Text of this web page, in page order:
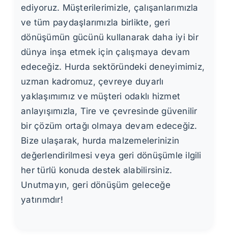
ediyoruz. Müşterilerimizle, çalışanlarımızla
ve tüm paydaşlarımızla birlikte, geri
dönüşümün gücünü kullanarak daha iyi bir
dünya inşa etmek için çalışmaya devam
edeceğiz. Hurda sektöründeki deneyimimiz,
uzman kadromuz, çevreye duyarlı
yaklaşımımız ve müşteri odaklı hizmet
anlayışımızla, Tire ve çevresinde güvenilir
bir çözüm ortağı olmaya devam edeceğiz.
Bize ulaşarak, hurda malzemelerinizin
değerlendirilmesi veya geri dönüşümle ilgili
her türlü konuda destek alabilirsiniz.
Unutmayın, geri dönüşüm geleceğe
yatırımdır!